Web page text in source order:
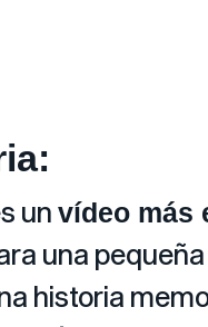
un vídeo más
una
historia